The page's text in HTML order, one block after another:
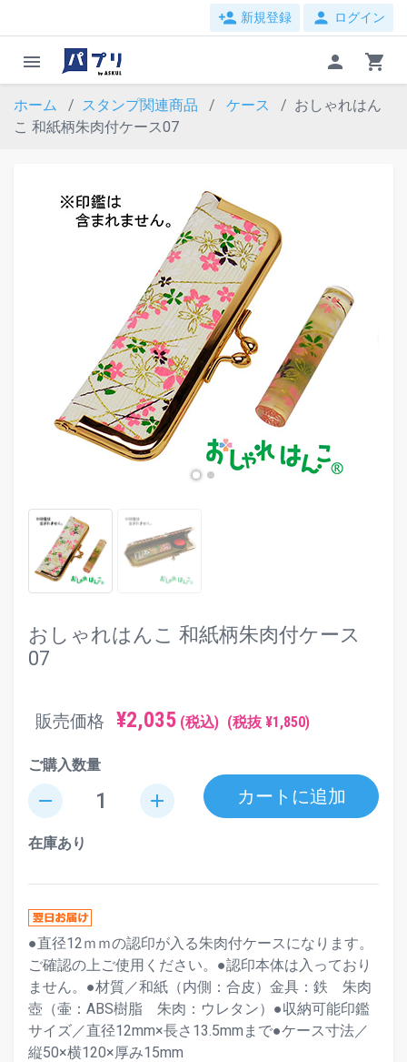
person_add 新規登録 person ログイン
menu person shopping_cart
ホーム スタンプ関連商品 ケース
おしゃれはん
こ 和紙柄朱肉付ケース07
おしゃれはんこ 和紙柄朱肉付ケース
07
販売価格 ¥2,035 (税込) (税抜 ¥1,850)
ご購入数量
remove add カートに追加
在庫あり
●直径12ｍｍの認印が入る朱肉付ケースになります。
ご確認の上ご使用ください。●認印本体は入っており
ません。●材質／和紙（内側：合皮）金具：鉄 朱肉
壺（壷：ABS樹脂 朱肉：ウレタン）●収納可能印鑑
サイズ／直径12mm×長さ13.5mmまで●ケース寸法／
縦50×横120×厚み15mm